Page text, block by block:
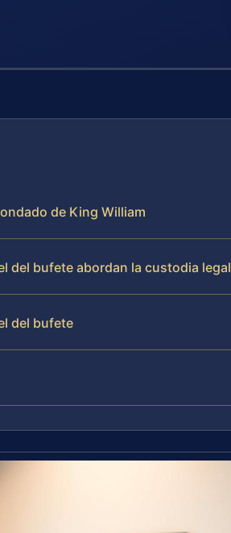
de King William
del bufete abordan la custodia legal
del bufete